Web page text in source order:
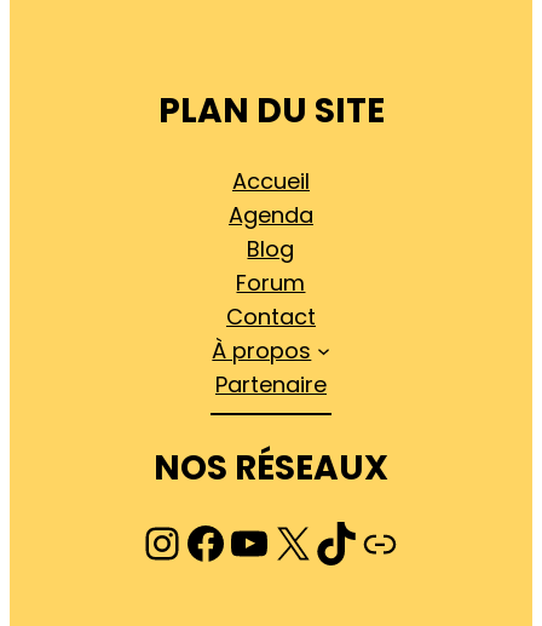
PLAN DU SITE
Accueil
Agenda
Blog
Forum
Contact
À propos
Partenaire
NOS RÉSEAUX
InstagramFacebook YouTube X TikTok Lien